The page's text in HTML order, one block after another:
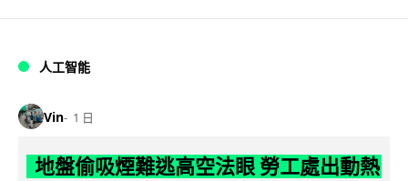
人工智能
Vin 1 日
地盤偷吸煙難逃高空法眼 勞工處出動熱